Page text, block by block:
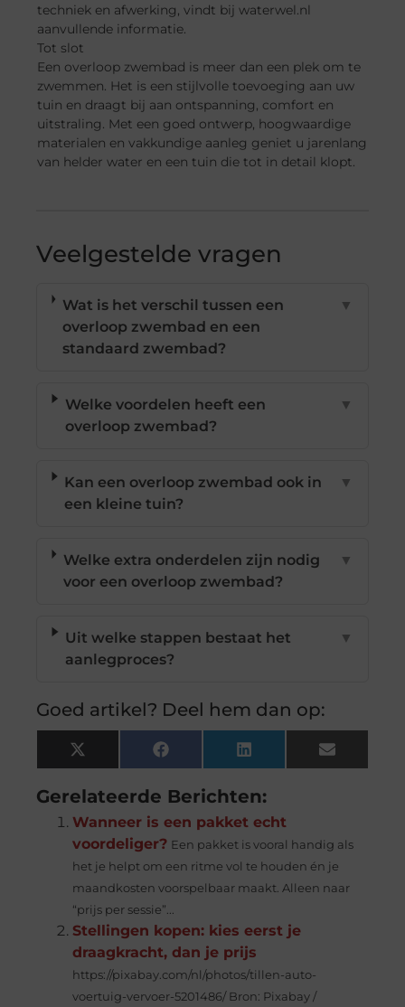
techniek en afwerking, vindt bij waterwel.nl
aanvullende informatie.
Tot slot
Een overloop zwembad is meer dan een plek om te
zwemmen. Het is een stijlvolle toevoeging aan uw
tuin en draagt bij aan ontspanning, comfort en
uitstraling. Met een goed ontwerp, hoogwaardige
materialen en vakkundige aanleg geniet u jarenlang
van helder water en een tuin die tot in detail klopt.
Veelgestelde vragen
Wat is het verschil tussen een
overloop zwembad en een
standaard zwembad?
▼
Welke voordelen heeft een
overloop zwembad?
▼
Kan een overloop zwembad ook in
een kleine tuin?
▼
Welke extra onderdelen zijn nodig
voor een overloop zwembad?
▼
Uit welke stappen bestaat het
aanlegproces?
▼
Goed artikel? Deel hem dan op:
X
(Twitter)
Facebook LinkedIn Email
Gerelateerde Berichten:
Wanneer is een pakket echt
voordeliger? Een pakket is vooral handig als
het je helpt om een ritme vol te houden én je
maandkosten voorspelbaar maakt. Alleen naar
“prijs per sessie”...
Stellingen kopen: kies eerst je
draagkracht, dan je prijs
https://pixabay.com/nl/photos/tillen-auto-
voertuig-vervoer-5201486/ Bron: Pixabay /